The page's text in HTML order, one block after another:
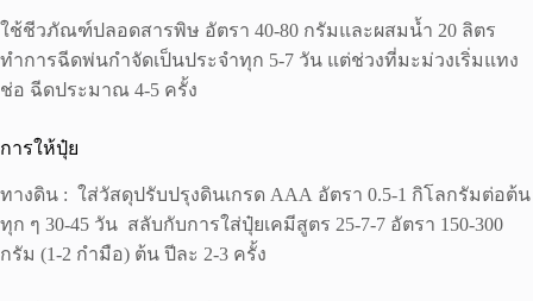
ใช้ชีวภัณฑ์ปลอดสารพิษ อัตรา 40-80 กรัมและผสมน้ำ 20 ลิตร
ทำการฉีดพ่นกำจัดเป็นประจำทุก 5-7 วัน แต่ช่วงที่มะม่วงเริ่มแทง
ช่อ ฉีดประมาณ 4-5 ครั้ง
การให้ปุ๋ย
ทางดิน : ใส่วัสดุปรับปรุงดินเกรด AAA อัตรา 0.5-1 กิโลกรัมต่อต้น
ทุก ๆ 30-45 วัน สลับกับการใส่ปุ๋ยเคมีสูตร 25-7-7 อัตรา 150-300
กรัม (1-2 กำมือ) ต้น ปีละ 2-3 ครั้ง